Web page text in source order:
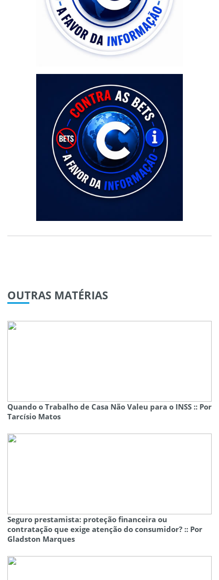
OUTRAS MATÉRIAS
Quando o Trabalho de Casa Não Valeu para o INSS :: Por
Tarcísio Matos
Seguro prestamista: proteção financeira ou
contratação que exige atenção do consumidor? :: Por
Gladston Marques